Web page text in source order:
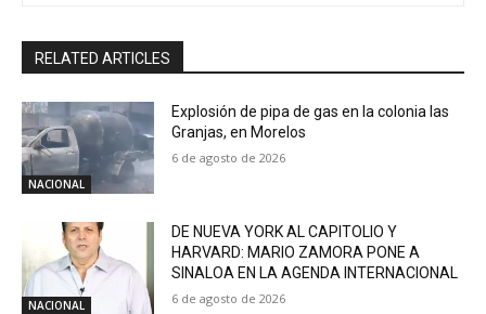
RELATED ARTICLES
NACIONAL
Explosión de pipa de gas en la colonia las
Granjas, en Morelos
6 de agosto de 2026
NACIONAL
DE NUEVA YORK AL CAPITOLIO Y
HARVARD: MARIO ZAMORA PONE A
SINALOA EN LA AGENDA INTERNACIONAL
6 de agosto de 2026